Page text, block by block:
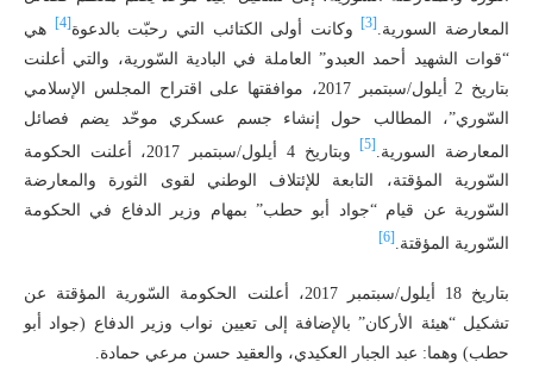
المعارضة السورية. [3] وكانت أولى الكتائب التي رحبّت بالدعوة[4]
هي
“قوات الشهيد أحمد العبدو” العاملة في البادية السّورية، والتي أعلنت
بتاريخ 2 أيلول/سبتمبر 2017، موافقتها على اقتراح المجلس الإسلامي
السّوري”، المطالب حول إنشاء جسم عسكري موحّد يضم فصائل
المعارضة السورية.
وبتاريخ 4 أيلول/سبتمبر 2017، أعلنت الحكومة
السّورية المؤقتة، التابعة للإئتلاف الوطني لقوى الثورة والمعارضة
السّورية عن قيام “جواد أبو حطب” بمهام وزير الدفاع في الحكومة
السّورية المؤقتة.
بتاريخ 18 أيلول/سبتمبر 2017، أعلنت الحكومة السّورية المؤقتة عن
تشكيل “هيئة الأركان” بالإضافة إلى تعيين نواب وزير الدفاع (جواد أبو
حطب) وهما: عبد الجبار العكيدي، والعقيد حسن مرعي حمادة.